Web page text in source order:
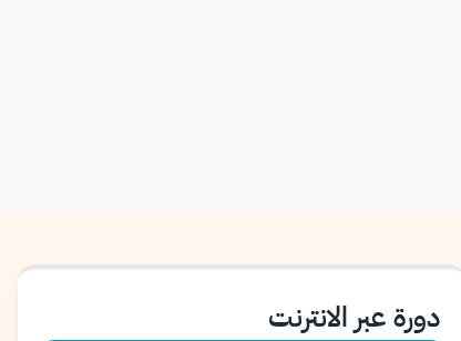
دورة عبر الانترنت